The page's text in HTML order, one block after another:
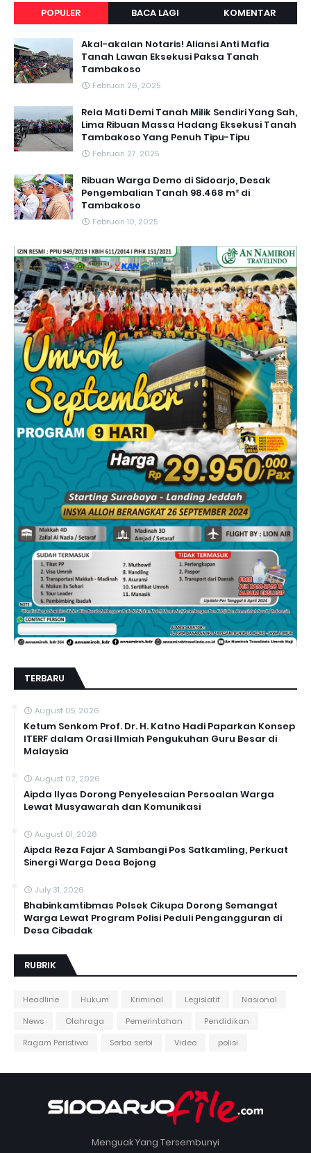
POPULER BACA LAGI KOMENTAR
Akal-akalan Notaris! Aliansi Anti Mafia
Tanah Lawan Eksekusi Paksa Tanah
Tambakoso
Februari 26, 2025
Rela Mati Demi Tanah Milik Sendiri Yang Sah,
Lima Ribuan Massa Hadang Eksekusi Tanah
Tambakoso Yang Penuh Tipu-Tipu
Februari 27, 2025
Ribuan Warga Demo di Sidoarjo, Desak
Pengembalian Tanah 98.468 m² di
Tambakoso
Februari 10, 2025
TERBARU
August 05, 2026
Ketum Senkom Prof. Dr. H. Katno Hadi Paparkan Konsep
ITERF dalam Orasi Ilmiah Pengukuhan Guru Besar di
Malaysia
August 02, 2026
Aipda Ilyas Dorong Penyelesaian Persoalan Warga
Lewat Musyawarah dan Komunikasi
August 01, 2026
Aipda Reza Fajar A Sambangi Pos Satkamling, Perkuat
Sinergi Warga Desa Bojong
July 31, 2026
Bhabinkamtibmas Polsek Cikupa Dorong Semangat
Warga Lewat Program Polisi Peduli Pengangguran di
Desa Cibadak
RUBRIK
Headline Hukum Kriminal Legislatif
Nasional
News
Olahraga Pemerintahan
Pendidikan
Ragam Peristiwa
Serba serbi Video polisi
Menguak Yang Tersembunyi